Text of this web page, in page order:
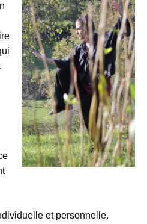
et personnelle.